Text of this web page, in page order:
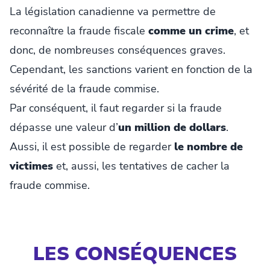
La législation canadienne va permettre de
reconnaître la fraude fiscale comme un crime, et
donc, de nombreuses conséquences graves.
Cependant, les sanctions varient en fonction de la
sévérité de la fraude commise.
Par conséquent, il faut regarder si la fraude
dépasse une valeur d’un million de dollars.
Aussi, il est possible de regarder le nombre de
victimes et, aussi, les tentatives de cacher la
fraude commise.
LES CONSÉQUENCES